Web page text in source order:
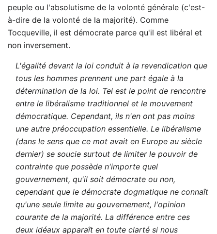
peuple ou l'absolutisme de la volonté générale (c'est-
à-dire de la volonté de la majorité). Comme
Tocqueville, il est démocrate parce qu'il est libéral et
non inversement.
L'égalité devant la loi conduit à la revendication que
tous les hommes prennent une part égale à la
détermination de la loi. Tel est le point de rencontre
entre le libéralisme traditionnel et le mouvement
démocratique. Cependant, ils n'en ont pas moins
une autre préoccupation essentielle. Le libéralisme
(dans le sens que ce mot avait en Europe au siècle
dernier) se soucie surtout de limiter le pouvoir de
contrainte que possède n'importe quel
gouvernement, qu'il soit démocrate ou non,
cependant que le démocrate dogmatique ne connaît
qu'une seule limite au gouvernement, l'opinion
courante de la majorité. La différence entre ces
deux idéaux apparaît en toute clarté si nous